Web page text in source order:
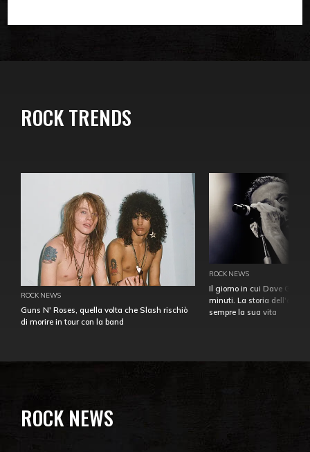
ROCK TRENDS
ROCK NEWS
Guns N' Roses, quella volta che Slash rischiò
di morire in tour con la band
ROCK NEWS
Il giorno in cui Dave
minuti. La storia
sempre la sua vita
ROCK NEWS